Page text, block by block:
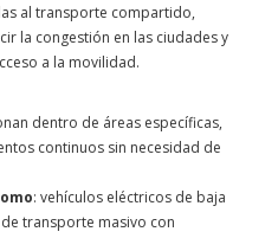
al transporte compartido,
la congestión en las ciudades y
a la movilidad.
dentro de áreas específicas,
continuos sin necesidad de
: vehículos eléctricos de baja
transporte masivo con